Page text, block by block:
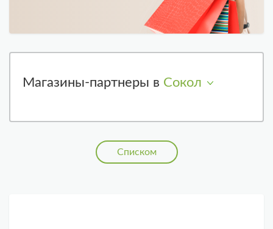
Магазины-партнеры в Сокол
Списком